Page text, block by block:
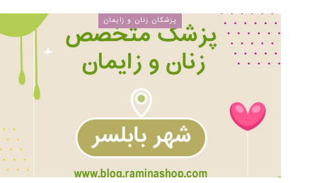
پزشکان زنان و زایمان